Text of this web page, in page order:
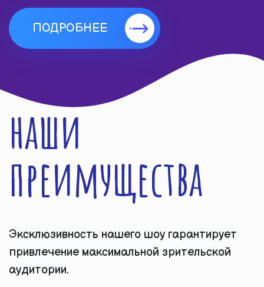
ПОДРОБНЕЕ
наши
преимущества
Эксклюзивность нашего шоу гарантирует
привлечение максимальной зрительской
аудитории.